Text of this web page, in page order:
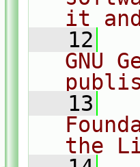
it
   12
GNU
   13
the